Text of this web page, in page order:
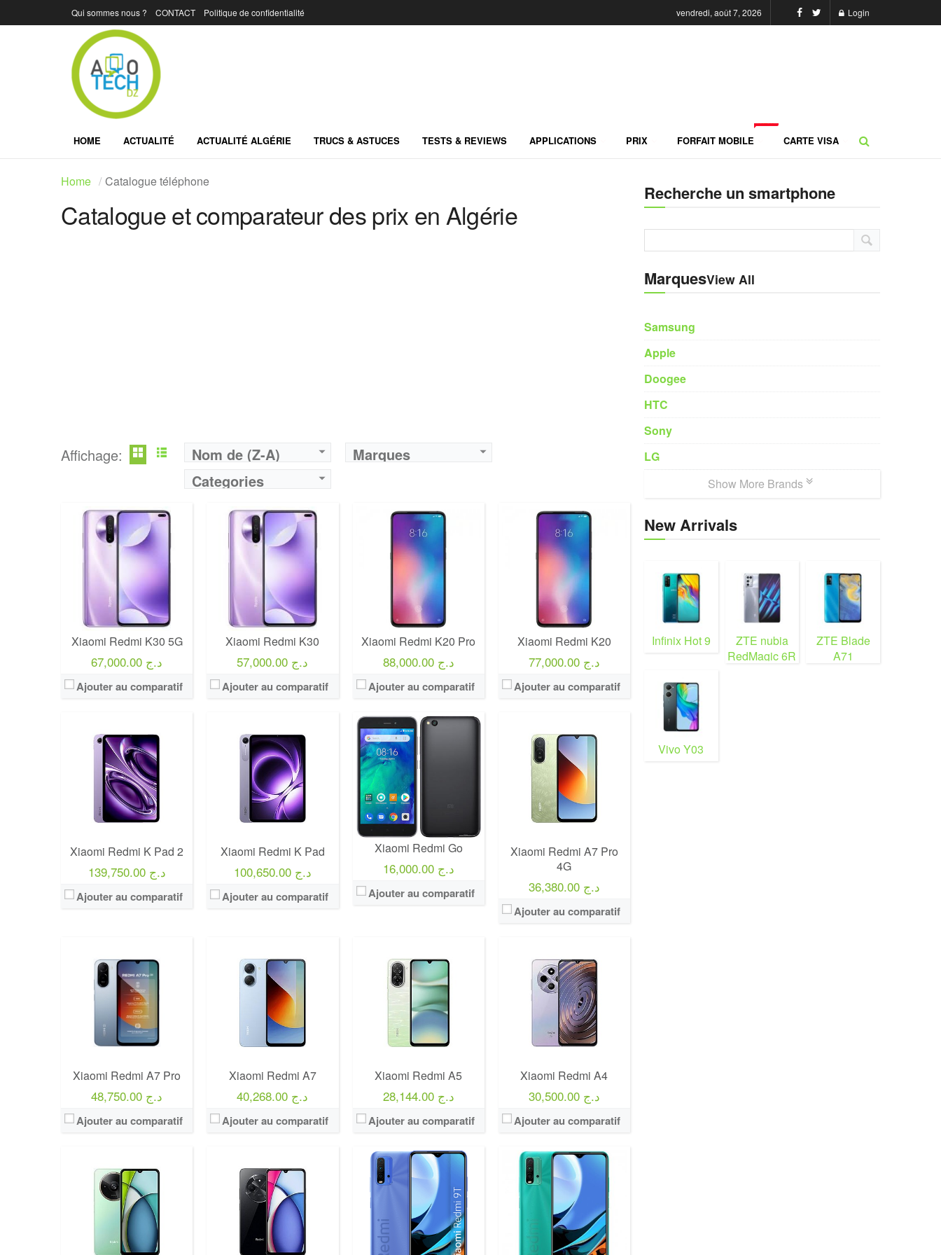
Qui sommes nous ? CONTACT Politique de confidentialité vendredi, août 7, 2026 Login
HOME ACTUALITÉ ACTUALITÉ ALGÉRIE TRUCS & ASTUCES TESTS & REVIEWS APPLICATIONS PRIX FORFAIT MOBILE CARTE VISA
Home Catalogue téléphone
Catalogue et comparateur des prix en Algérie
Affichage: Nom de (Z-A)
Marques
Categories
Xiaomi Redmi K30 5G
67,000.00 د.ج
Ajouter au comparatif
Xiaomi Redmi K30
57,000.00 د.ج
Ajouter au comparatif
Xiaomi Redmi K20 Pro
88,000.00 د.ج
Ajouter au comparatif
Xiaomi Redmi K20
77,000.00 د.ج
Ajouter au comparatif
Xiaomi Redmi K Pad 2
139,750.00 د.ج
Ajouter au comparatif
Xiaomi Redmi K Pad
100,650.00 د.ج
Ajouter au comparatif
Xiaomi Redmi Go
16,000.00 د.ج
Ajouter au comparatif
Xiaomi Redmi A7 Pro
4G
36,380.00 د.ج
Ajouter au comparatif
Xiaomi Redmi A7 Pro
48,750.00 د.ج
Ajouter au comparatif
Xiaomi Redmi A7
40,268.00 د.ج
Ajouter au comparatif
Xiaomi Redmi A5
28,144.00 د.ج
Ajouter au comparatif
Xiaomi Redmi A4
30,500.00 د.ج
Ajouter au comparatif
Recherche un smartphone
MarquesView All
Samsung
Apple
Doogee
HTC
Sony
LG
Show More Brands
New Arrivals
Infinix Hot 9
ZTE nubia
RedMagic 6R
ZTE Blade
A71
Vivo Y03